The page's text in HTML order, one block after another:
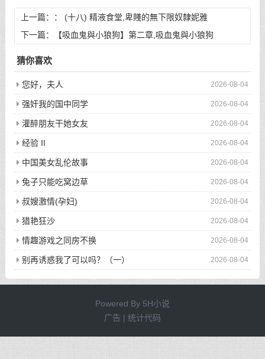
上一篇：： (十八) 精液食堂,卑賤的無下限奴隸妮雅
下一篇：
【吸血鬼與小狼狗】第二章,吸血鬼與小狼狗
猜你喜欢
2026-08-04
您好，夫人
2026-08-04
强奸我的国中同学
2026-08-04
灌醉朋友干她女友
2026-08-04
经验 II
2026-08-04
中国美女乱伦故事
2026-08-04
兔子只能吃窝边草
2026-08-04
叔嫂激情(孕妇)
2026-08-04
猎艳狂沙
2026-08-04
情趣游戏之同房不换
2026-08-04
别再诱惑我了可以吗？（一）
Powered By 5H小说
广告 | 统计代码